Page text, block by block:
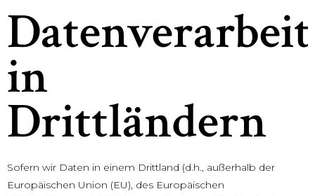
in
Drittländern
Sofern wir Daten in einem Drittland (d.h., außerhalb der
Europäischen Union (EU), des Europäischen